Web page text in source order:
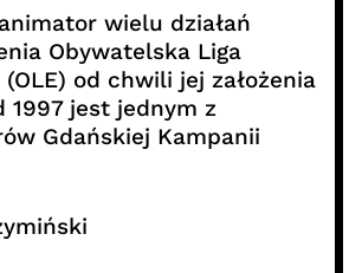
wielu działań
Obywatelska Liga
od chwili jej założenia
1997 jest jednym z
Gdańskiej Kampanii